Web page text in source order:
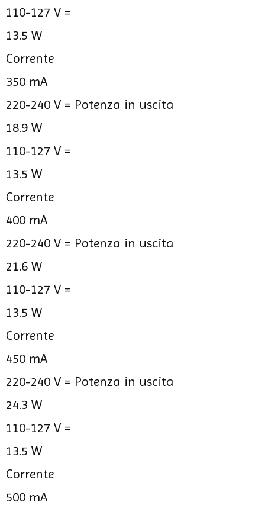
110-127 V =
13.5 W
Corrente
350 mA
220-240 V = Potenza in uscita
18.9 W
110-127 V =
13.5 W
Corrente
400 mA
220-240 V = Potenza in uscita
21.6 W
110-127 V =
13.5 W
Corrente
450 mA
220-240 V = Potenza in uscita
24.3 W
110-127 V =
13.5 W
Corrente
500 mA